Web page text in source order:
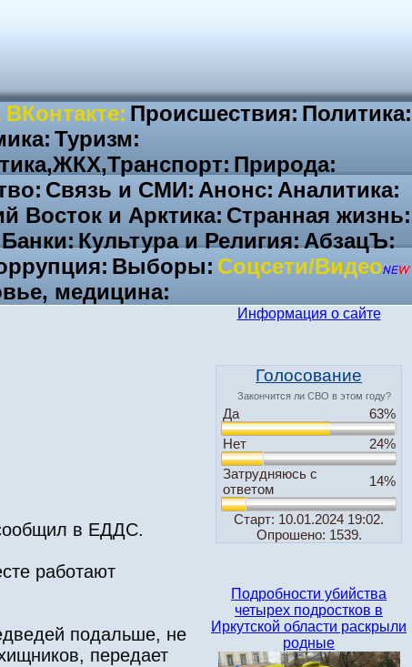
Происшествия: Политика:
Туризм:
Природа:
Связь и СМИ: Анонс: Аналитика:
Восток и Арктика: Странная жизнь:
Банки:Культура и Религия:АбзацЪ:
Выборы: Соцсети/Видео
медицина:
в ЕДДС.
работают
подальше, не
передает
Информация о сайте
Голосование
Закончится ли СВО в этом году?
Да
63%
Нет
24%
Затрудняюсь с
ответом
14%
Старт: 10.01.2024 19:02.
Опрошено: 1539.
Подробности убийства
четырех подростков в
Иркутской области раскрыли
родные